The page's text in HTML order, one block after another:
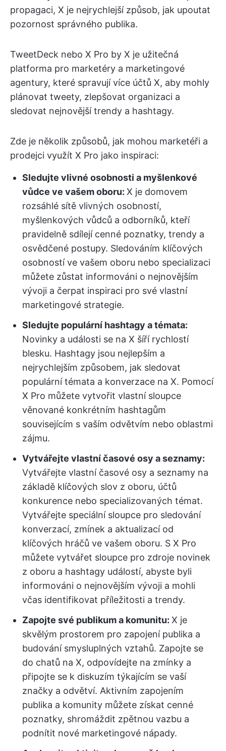
propagaci, X je nejrychlejší způsob, jak upoutat
pozornost správného publika.
TweetDeck nebo X Pro by X je užitečná
platforma pro marketéry a marketingové
agentury, které spravují více účtů X, aby mohly
plánovat tweety, zlepšovat organizaci a
sledovat nejnovější trendy a hashtagy.
Zde je několik způsobů, jak mohou marketéři a
prodejci využít X Pro jako inspiraci:
Sledujte vlivné osobnosti a myšlenkové
vůdce ve vašem oboru: X je domovem
rozsáhlé sítě vlivných osobností,
myšlenkových vůdců a odborníků, kteří
pravidelně sdílejí cenné poznatky, trendy a
osvědčené postupy. Sledováním klíčových
osobností ve vašem oboru nebo specializaci
můžete zůstat informováni o nejnovějším
vývoji a čerpat inspiraci pro své vlastní
marketingové strategie.
Sledujte populární hashtagy a témata:
Novinky a události se na X šíří rychlostí
blesku. Hashtagy jsou nejlepším a
nejrychlejším způsobem, jak sledovat
populární témata a konverzace na X. Pomocí
X Pro můžete vytvořit vlastní sloupce
věnované konkrétním hashtagům
souvisejícím s vaším odvětvím nebo oblastmi
zájmu.
Vytvářejte vlastní časové osy a seznamy:
Vytvářejte vlastní časové osy a seznamy na
základě klíčových slov z oboru, účtů
konkurence nebo specializovaných témat.
Vytvářejte speciální sloupce pro sledování
konverzací, zmínek a aktualizací od
klíčových hráčů ve vašem oboru. S X Pro
můžete vytvářet sloupce pro zdroje novinek
z oboru a hashtagy událostí, abyste byli
informováni o nejnovějším vývoji a mohli
včas identifikovat příležitosti a trendy.
Zapojte své publikum a komunitu: X je
skvělým prostorem pro zapojení publika a
budování smysluplných vztahů. Zapojte se
do chatů na X, odpovídejte na zmínky a
připojte se k diskuzím týkajícím se vaší
značky a odvětví. Aktivním zapojením
publika a komunity můžete získat cenné
poznatky, shromáždit zpětnou vazbu a
podnítit nové marketingové nápady.